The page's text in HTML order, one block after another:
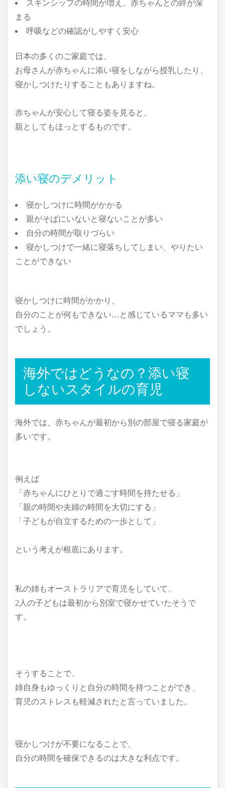
スキンシップの時間が増え、赤ちゃんとの絆が深
まる
呼吸などの確認がしやすく安心
日本の多くのご家庭では、
お母さんが赤ちゃんに添い寝をしながら授乳したり、
寝かしつけたりすることもありますね。
赤ちゃんが安心して寝る姿を見ると、
親としてもほっとするものです。
添い寝のデメリット
寝かしつけに時間がかかる
親がそばにいないと寝ないことが多い
自分の時間が取りづらい
寝かしつけで一緒に寝落ちしてしまい、やりたい
ことができない
寝かしつけに時間がかかり、
自分のことが何もできない…と感じているママも多い
でしょう。
海外ではどうなの？添い寝
しないスタイルの育児
海外では、赤ちゃんが最初から別の部屋で寝る家庭が
多いです。
例えば
「赤ちゃんにひとりで過ごす時間を持たせる」
「親の時間や夫婦の時間を大切にする」
「子どもが自立するための一歩として」
という考えが根底にあります。
私の姉もオーストラリアで育児をしていて、
2人の子どもは最初から別室で寝かせていたそうで
す。
そうすることで、
姉自身もゆっくりと自分の時間を持つことができ、
育児のストレスも軽減されたと言っていました。
寝かしつけが不要になることで、
自分の時間を確保できるのは大きな利点です。